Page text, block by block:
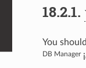
18.2.1.
You
DB Manager